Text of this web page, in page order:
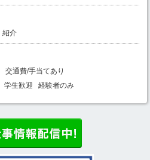
紹介
交通費/手当てあり
学生歓迎 経験者のみ